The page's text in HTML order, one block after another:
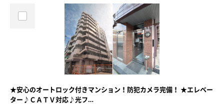
★安心のオートロック付きマンション！防犯カメラ完備！ ★エレベー
ター♪ＣＡＴＶ対応♪光フ…